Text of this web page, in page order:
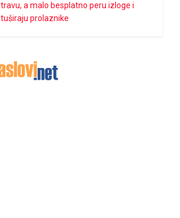
travu, a malo besplatno peru izloge i
tuširaju prolaznike